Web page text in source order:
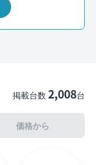
掲載台数2,008台
価格から